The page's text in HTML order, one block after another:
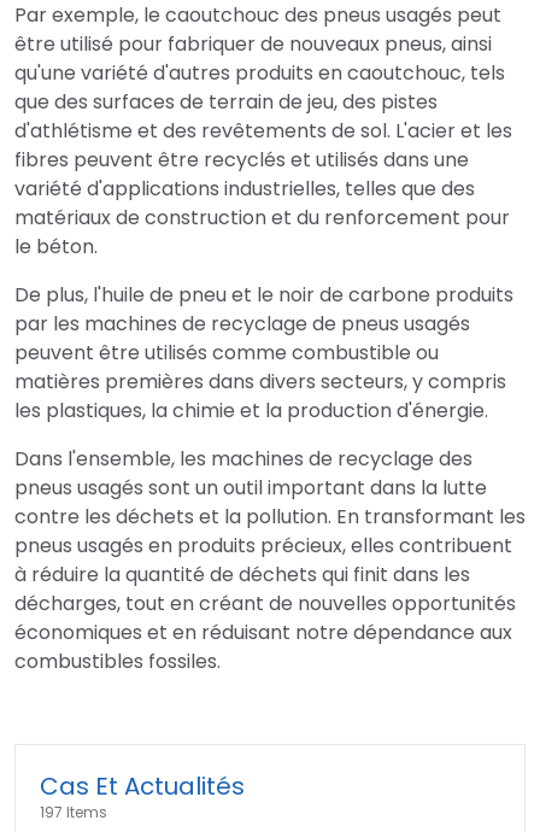
Par exemple, le caoutchouc des pneus usagés peut
être utilisé pour fabriquer de nouveaux pneus, ainsi
qu'une variété d'autres produits en caoutchouc, tels
que des surfaces de terrain de jeu, des pistes
d'athlétisme et des revêtements de sol. L'acier et les
fibres peuvent être recyclés et utilisés dans une
variété d'applications industrielles, telles que des
matériaux de construction et du renforcement pour
le béton.
De plus, l'huile de pneu et le noir de carbone produits
par les machines de recyclage de pneus usagés
peuvent être utilisés comme combustible ou
matières premières dans divers secteurs, y compris
les plastiques, la chimie et la production d'énergie.
Dans l'ensemble, les machines de recyclage des
pneus usagés sont un outil important dans la lutte
contre les déchets et la pollution. En transformant les
pneus usagés en produits précieux, elles contribuent
à réduire la quantité de déchets qui finit dans les
décharges, tout en créant de nouvelles opportunités
économiques et en réduisant notre dépendance aux
combustibles fossiles.
Cas Et Actualités
197 Items